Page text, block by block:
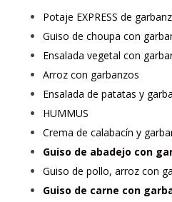
Potaje EXPRESS de
Guiso de choupa con
Ensalada vegetal con
Arroz con garbanzos
Ensalada de patatas y
HUMMUS
Crema de calabacín y
Guiso de abadejo con
Guiso de pollo, arroz con
Guiso de carne con